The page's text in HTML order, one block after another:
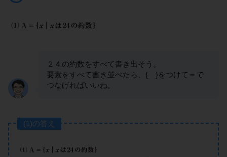
２４の約数をすべて書き出そう。
要素をすべて書き並べたら、{ }をつけて＝で
つなげればいいね。
(1)の答え